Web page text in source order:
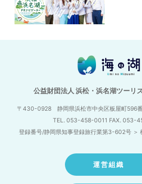
公益財団法人 浜松・浜名湖ツーリ
〒430-0928 静岡県浜松市中央区板屋町596
TEL. 053-458-0011 FAX. 053-
登録番号/静岡県知事登録旅行業第3-602号 ＞
運営組織